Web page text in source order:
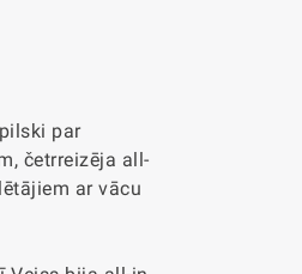
par
četrreizēja all-
ar vācu